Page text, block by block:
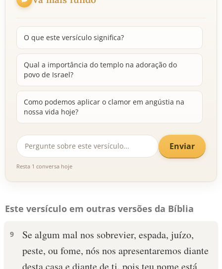
O que este versículo significa?
Qual a importância do templo na adoração do
povo de Israel?
Como podemos aplicar o clamor em angústia na
nossa vida hoje?
Enviar
Resta 1 conversa hoje
Este versículo em outras versões da Bíblia
9
Se algum mal nos sobrevier, espada, juízo,
peste, ou fome, nós nos apresentaremos diante
desta casa e diante de ti, pois teu nome está